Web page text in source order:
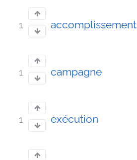
1 accomplissement
1 campagne
1 exécution